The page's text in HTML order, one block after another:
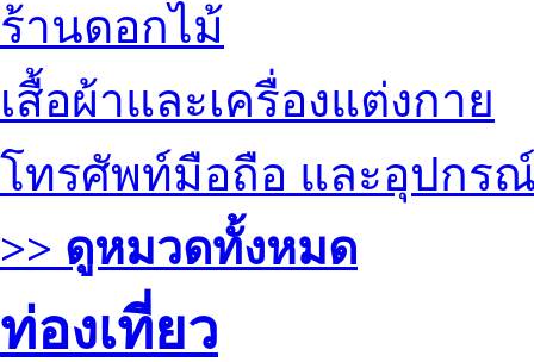
ร้านดอกไม้
เสื้อผ้าและเครื่องแต่งกาย
โทรศัพท์มือถือ และอุปกร
>> ดูหมวดทั้งหมด
ท่องเที่ยว